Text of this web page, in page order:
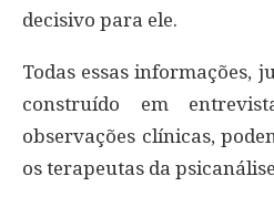
decisivo para ele.
Todas essas informações,
construído em
observações clínicas,
os terapeutas da